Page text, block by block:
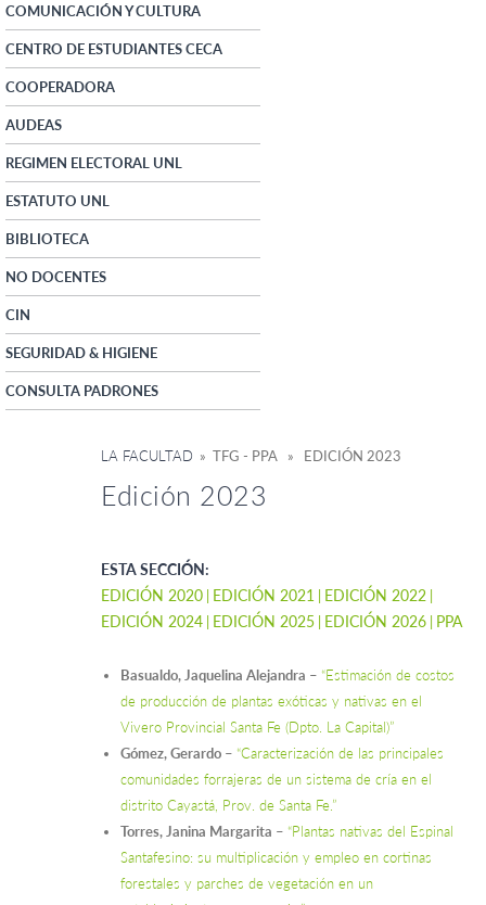
COMUNICACIÓN Y CULTURA
CENTRO DE ESTUDIANTES CECA
COOPERADORA
AUDEAS
REGIMEN ELECTORAL UNL
ESTATUTO UNL
BIBLIOTECA
NO DOCENTES
CIN
SEGURIDAD & HIGIENE
CONSULTA PADRONES
LA FACULTAD » TFG - PPA » EDICIÓN 2023
Edición 2023
ESTA SECCIÓN:
EDICIÓN 2020 EDICIÓN 2021
EDICIÓN 2022
EDICIÓN 2024 EDICIÓN 2025 EDICIÓN 2026 PPA
Basualdo, Jaquelina Alejandra – “Estimación de costos
de producción de plantas exóticas y nativas en el
Vivero Provincial Santa Fe (Dpto. La Capital)”
Gómez, Gerardo – “Caracterización de las principales
comunidades forrajeras de un sistema de cría en el
distrito Cayastá, Prov. de Santa Fe.”
Torres, Janina Margarita – “Plantas nativas del Espinal
Santafesino: su multiplicación y empleo en cortinas
forestales y parches de vegetación en un